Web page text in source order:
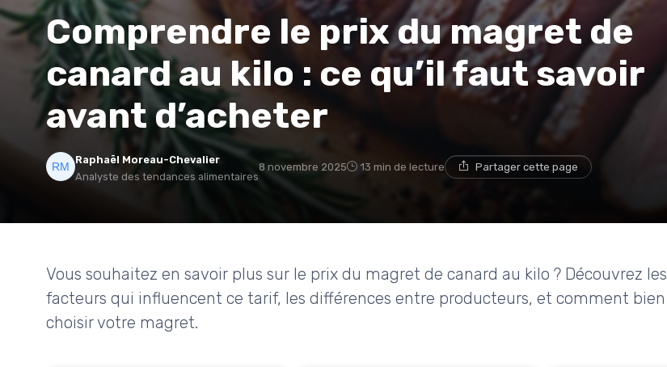
Comprendre le prix du magret de
canard au kilo : ce qu’il faut savoir
avant d’acheter
Raphaël Moreau-Chevalier
Analyste des tendances alimentaires
8 novembre 2025 13 min de lecture Partager cette page
Vous souhaitez en savoir plus sur le prix du magret de canard au kilo ? Découvrez les
facteurs qui influencent ce tarif, les différences entre producteurs, et comment bien
choisir votre magret.